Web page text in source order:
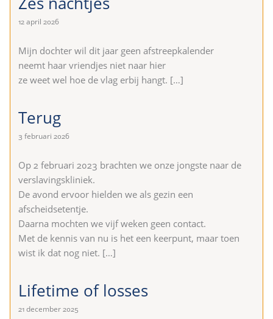
12 april 2026
Mijn dochter wil dit jaar geen afstreepkalender
neemt haar vriendjes niet naar hier
ze weet wel hoe de vlag erbij hangt. […]
Terug
3 februari 2026
Op 2 februari 2023 brachten we onze jongste naar de
verslavingskliniek.
De avond ervoor hielden we als gezin een
afscheidsetentje.
Daarna mochten we vijf weken geen contact.
Met de kennis van nu is het een keerpunt, maar toen
wist ik dat nog niet. […]
Lifetime of losses
21 december 2025